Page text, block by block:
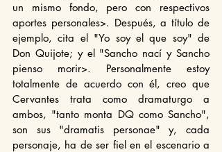
un mismo fondo, pero con respectivos
aportes personales>. Después, a título de
ejemplo, cita el "Yo soy el que soy" de
Don Quijote; y el "Sancho nací y Sancho
pienso morir>. Personalmente estoy
totalmente de acuerdo con él, creo que
Cervantes trata como dramaturgo a
ambos, "tanto monta DQ como Sancho",
son sus "dramatis personae" y, cada
personaje, ha de ser fiel en el escenario a